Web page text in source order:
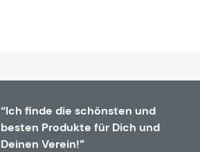
“Ich finde die schönsten und
besten Produkte für Dich und
Deinen Verein!”